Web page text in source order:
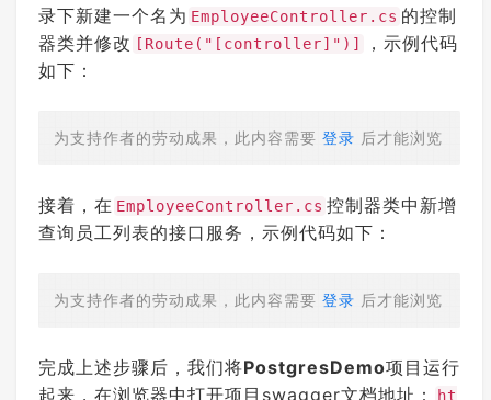
录下新建一个名为 EmployeeController.cs 的控制
器类并修改 [Route("[controller]")]
，示例代码
如下：
为支持作者的劳动成果，此内容需要 登录 后才能浏览
接着，在 EmployeeController.cs 控制器类中新增
查询员工列表的接口服务，示例代码如下：
为支持作者的劳动成果，此内容需要 登录 后才能浏览
完成上述步骤后，我们将PostgresDemo项目运行
起来，在浏览器中打开项目swagger文档地址：
ht